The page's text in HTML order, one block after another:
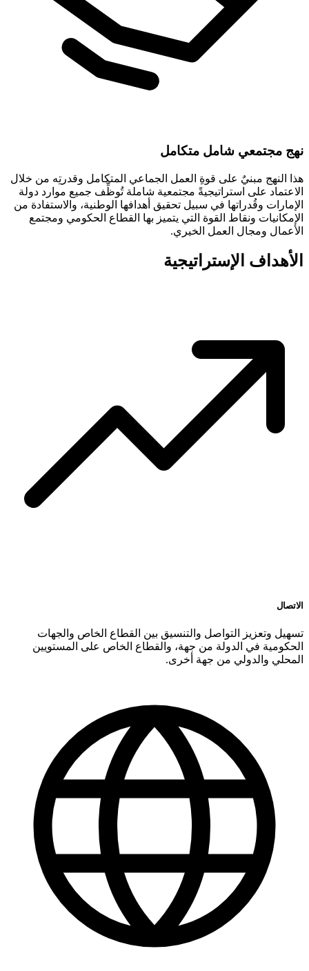
نهج مجتمعي شامل متكامل
هذا النهج مبنيٌ على قوةِ العمل الجماعي المتكامل وقدرتِه من خلال
الاعتماد على استراتيجيةً مجتمعية شاملة تُوظِّف جميع موارد دولة
الإمارات وقُدراتها في سبيل تحقيق أهدافها الوطنية، والاستفادة من
الإمكانيات ونقاط القوة التي يتميز بها القطاع الحكومي ومجتمع
الأعمال ومجال العمل الخيري.
الأهداف الإستراتيجية
الاتصال
تسهيل وتعزيز التواصل والتنسيق بين القطاع الخاص والجهات
الحكومية في الدولة من جهة، والقطاع الخاص على المستويين
المحلي والدولي من جهة أخرى.